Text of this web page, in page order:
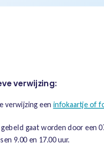
verwijzing:
verwijzing een infokaartje of
gaat worden door een
9.00 en 17.00 uur.